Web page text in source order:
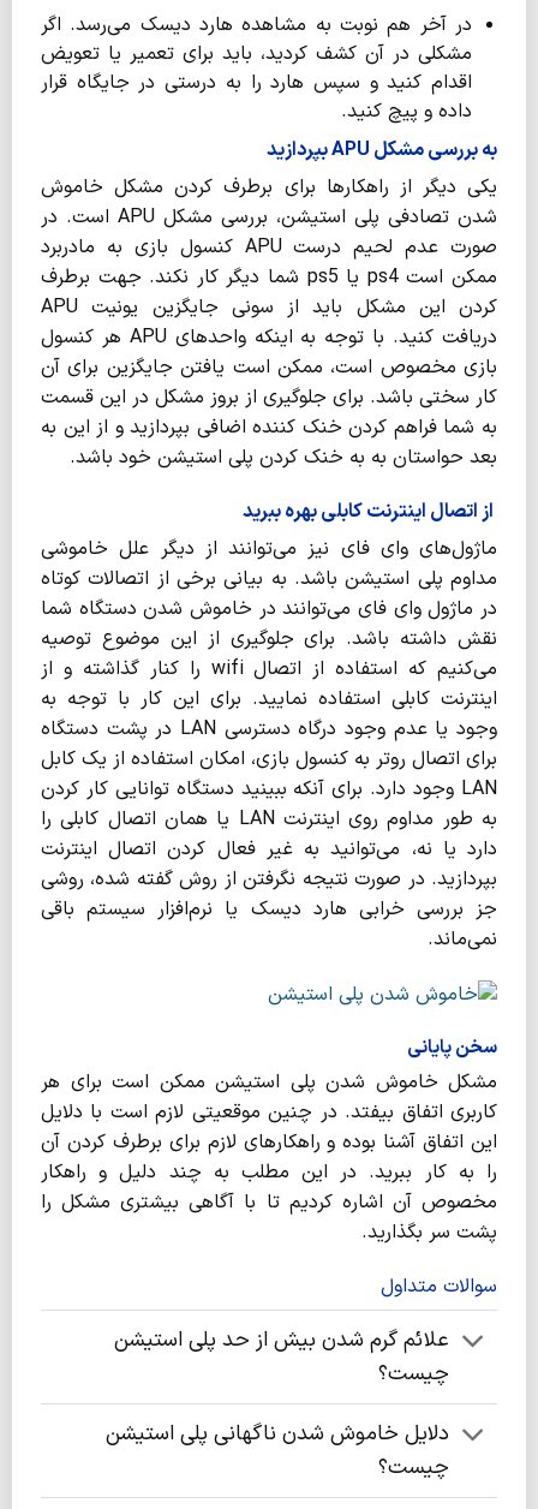
در آخر هم نوبت به مشاهده هارد دیسک می‌رسد. اگر
مشکلی در آن کشف کردید، باید برای تعمیر یا تعویض
اقدام کنید و سپس هارد را به درستی در جایگاه قرار
داده و پیچ کنید.
به بررسی مشکل APU بپردازید
یکی دیگر از راهکارها برای برطرف کردن مشکل خاموش
شدن تصادفی پلی استیشن، بررسی مشکل APU است. در
صورت عدم لحیم درست APU کنسول بازی به مادربرد
ممکن است ps4 یا ps5 شما دیگر کار نکند. جهت برطرف
کردن این مشکل باید از سونی جایگزین یونیت APU
دریافت کنید. با توجه به اینکه واحدهای APU هر کنسول
بازی مخصوص است، ممکن است یافتن جایگزین برای آن
کار سختی باشد. برای جلوگیری از بروز مشکل در این قسمت
به شما فراهم کردن خنک کننده اضافی بپردازید و از این به
بعد حواستان به به خنک کردن پلی استیشن خود باشد.
از اتصال اینترنت کابلی بهره ببرید
ماژول‌های وای فای نیز می‌توانند از دیگر علل خاموشی
مداوم پلی استیشن باشد. به بیانی برخی از اتصالات کوتاه
در ماژول وای فای می‌توانند در خاموش شدن دستگاه شما
نقش داشته باشد. برای جلوگیری از این موضوع توصیه
می‌کنیم که استفاده از اتصال wifi را کنار گذاشته و از
اینترنت کابلی استفاده نمایید. برای این کار با توجه به
وجود یا عدم وجود درگاه دسترسی LAN در پشت دستگاه
برای اتصال روتر به کنسول بازی، امکان استفاده از یک کابل
LAN وجود دارد. برای آنکه ببینید دستگاه توانایی کار کردن
به طور مداوم روی اینترنت LAN یا همان اتصال کابلی را
دارد یا نه، می‌توانید به غیر فعال کردن اتصال اینترنت
بپردازید. در صورت نتیجه نگرفتن از روش گفته شده، روشی
جز بررسی خرابی هارد دیسک یا نرم‌افزار سیستم باقی
نمی‌ماند.
سخن پایانی
مشکل خاموش شدن پلی استیشن ممکن است برای هر
کاربری اتفاق بیفتد. در چنین موقعیتی لازم است با دلایل
این اتفاق آشنا بوده و راهکارهای لازم برای برطرف کردن آن
را به کار ببرید. در این مطلب به چند دلیل و راهکار
مخصوص آن اشاره کردیم تا با آگاهی بیشتری مشکل را
پشت سر بگذارید.
سوالات متداول
علائم گرم شدن بیش از حد پلی استیشن
چیست؟
دلایل خاموش شدن ناگهانی پلی استیشن
چیست؟